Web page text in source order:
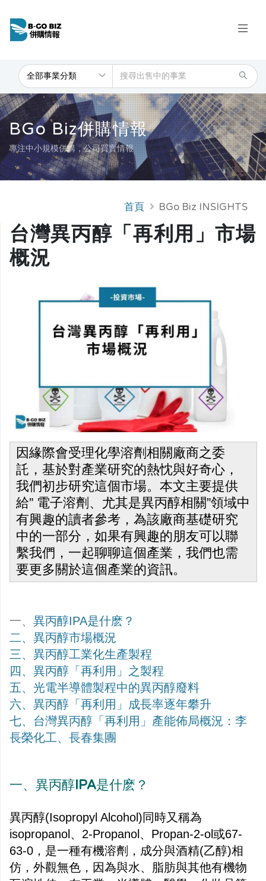
BGo Biz併購情報
專注中小規模併購，公司買賣情報
首頁 BGo Biz INSIGHTS
台灣異丙醇「再利用」市場
概況
因緣際會受理化學溶劑相關廠商之委
託，基於對產業研究的熱忱與好奇心，
我們初步研究這個市場。本文主要提供
給” 電子溶劑、尤其是異丙醇相關”領域中
有興趣的讀者參考，為該廠商基礎研究
中的一部分，如果有興趣的朋友可以聯
繫我們，一起聊聊這個產業，我們也需
要更多關於這個產業的資訊。
一、 異丙醇IPA是什麽？
二、 異丙醇市場概況
三、 異丙醇工業化生產製程
四、 異丙醇「再利用」之製程
五、 光電半導體製程中的異丙醇廢料
六、 異丙醇「再利用」成長率逐年攀升
七、 台灣異丙醇「再利用」產能佈局概況：李
長榮化工、長春集團
一、異丙醇IPA是什麽？
異丙醇(Isopropyl Alcohol)同時又稱為
isopropanol 、 2-Propanol 、 Propan-2-ol或67-
63-0 ，是一種有機溶劑，成分與酒精(乙醇)相
仿，外觀無色，因為與水、脂肪與其他有機物